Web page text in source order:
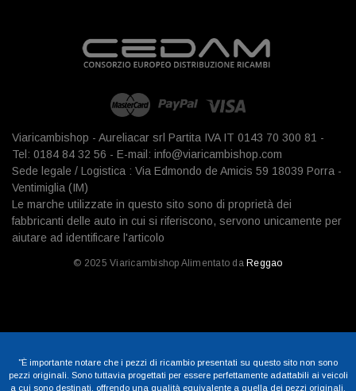
Viaricambishop - Aureliacar srl Partita IVA IT 0143 70 300 81 -
Tel: 0184 84 32 56 - E-mail: info@viaricambishop.com
Sede legale / Logistica : Via Edmondo de Amicis 59 18039 Porra -
Ventimiglia (IM)
Le marche utilizzate in questo sito sono di proprietà dei
fabbricanti delle auto in cui si riferiscono, servono unicamente per
aiutare ad identificare l'articolo
© 2025 Viaricambishop Alimentato da Reggao
"È importante notare che i pezzi di ricambio presentati su questo sito non sono
pezzi originali. Sono tuttavia progettati per essere perfettamente adattabili ai veicoli
a cui sono destinati, offrendo una qualità equivalente a quella dei pezzi originali,